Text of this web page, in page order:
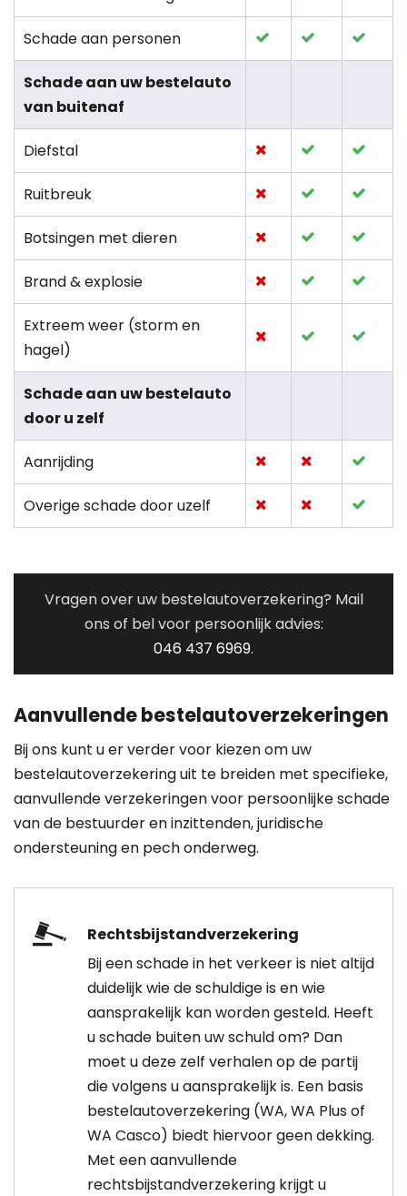
Schade aan personen
Schade aan uw bestelauto
van buitenaf
Diefstal
Ruitbreuk
Botsingen met dieren
Brand & explosie
Extreem weer (storm en
hagel)
Schade aan uw bestelauto
door u zelf
Aanrijding
Overige schade door uzelf
Vragen over uw bestelautoverzekering? Mail
ons of bel voor persoonlijk advies:
046 437 6969.
Aanvullende bestelautoverzekeringen
Bij ons kunt u er verder voor kiezen om uw
bestelautoverzekering uit te breiden met specifieke,
aanvullende verzekeringen voor persoonlijke schade
van de bestuurder en inzittenden, juridische
ondersteuning en pech onderweg.
Rechtsbijstandverzekering
Bij een schade in het verkeer is niet altijd
duidelijk wie de schuldige is en wie
aansprakelijk kan worden gesteld. Heeft
u schade buiten uw schuld om? Dan
moet u deze zelf verhalen op de partij
die volgens u aansprakelijk is. Een basis
bestelautoverzekering (WA, WA Plus of
WA Casco) biedt hiervoor geen dekking.
Met een aanvullende
rechtsbijstandverzekering krijgt u